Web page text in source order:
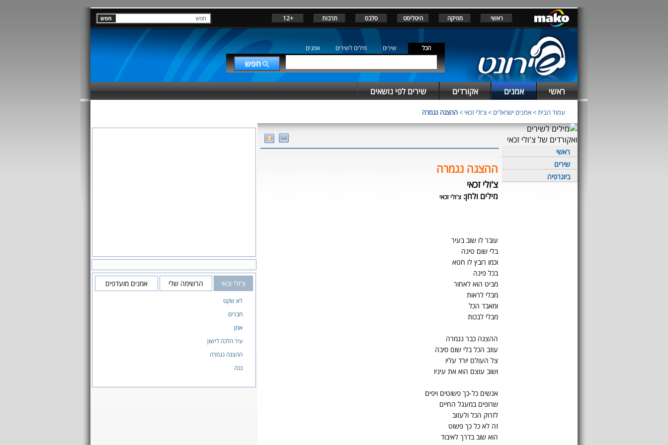
ראשי מוזיקה היטליסט סלבס תרבות +12
הכל שירים מילים לשירים אמנים
ראשי אמנים אקורדים שירים לפי נושאים
עמוד הבית>אמנים ישראלים >צ'ולי זכאי >ההצגה נגמרה
ראשי
שירים
ביוגרפיה
ההצגה נגמרה
צ'ולי זכאי
מילים ולחן: צ'ולי זכאי
עובר לו שוב בעיר
בלי שום טינה
וכמו רובץ לו חטא
בכל פינה
מביט הוא לאחור
מבלי לראות
ומאבד הכל
מבלי לבכות
ההצגה כבר נגמרה
עוזב הכל בלי שום סיבה
צל העולם יורד עליו
ושוב עוצם הוא את עיניו
אנשים כל-כך פשוטים ויפים
שרופים במעגל החיים
לזרוק הכל ולעזוב
זה לא כל כך פשוט
הוא שוב בדרך לאיבוד
צ'ולי זכאי הרשימה שלי אמנים מועדפים
לא שקט
חברים
אמן
עיר הלכה לישון
ההצגה נגמרה
ככה